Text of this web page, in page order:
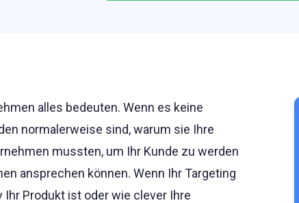
alles bedeuten. Wenn es keine
normalerweise sind, warum sie Ihre
mussten, um Ihr Kunde zu werden
ansprechen können. Wenn Ihr Targeting
Produkt ist oder wie clever Ihre